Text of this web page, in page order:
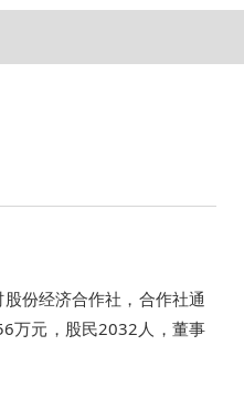
份经济合作社，合作社通
万元，股民2032人，董事